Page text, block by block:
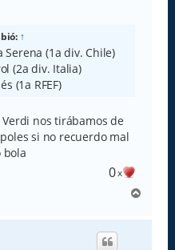
↑
Serena (1a div. Chile)
(2a div. Italia)
(1a RFEF)
nos tirábamos de
si no recuerdo mal
bola
0x
r